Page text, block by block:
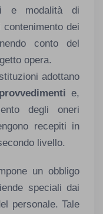
e modalità di
dei
conto del
opera.
adottano
e,
degli oneri
recepiti in
livello.
un obbligo
speciali dai
personale. Tale